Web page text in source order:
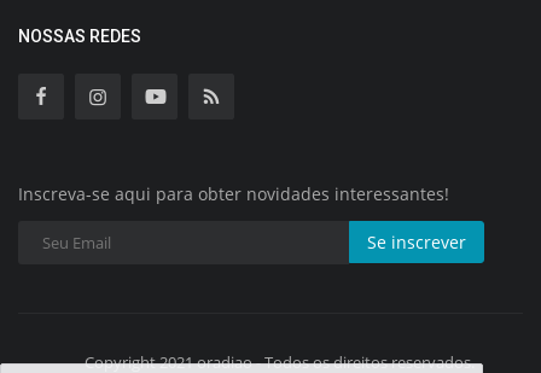
NOSSAS REDES
Inscreva-se aqui para obter novidades interessantes!
Se inscrever
Copyright 2021 oradiao - Todos os direitos reservados.